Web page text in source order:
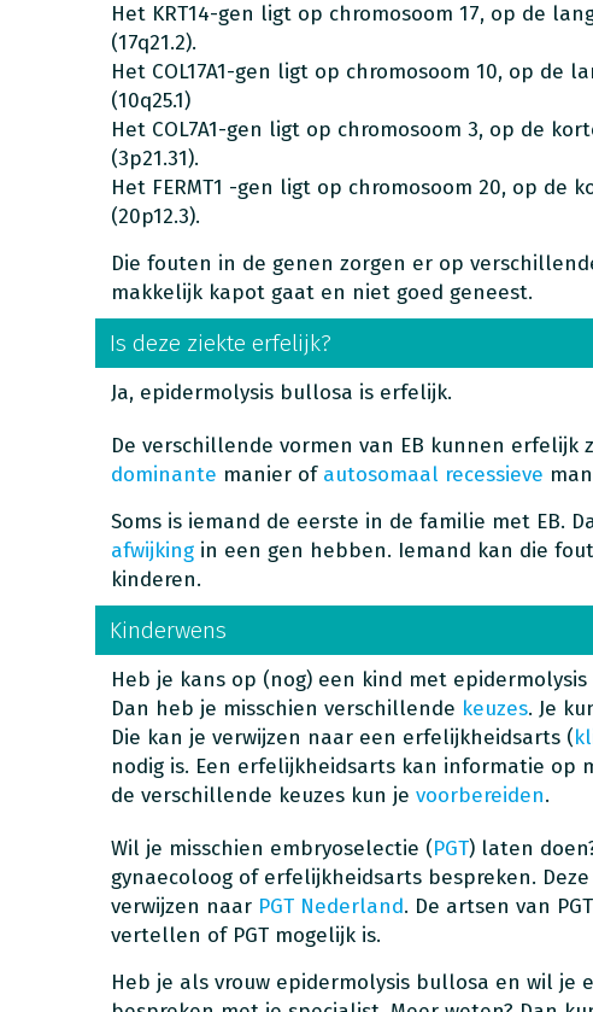
Het KRT14-gen ligt op chromosoom 17, op de
(17q21.2).
Het COL17A1-gen ligt op chromosoom 10, op de
(10q25.1)
Het COL7A1-gen ligt op chromosoom 3, op de
(3p21.31).
Het FERMT1 -gen ligt op chromosoom 20, op de
(20p12.3).
Die fouten in de genen zorgen er op
makkelijk kapot gaat en niet goed geneest.
Is deze ziekte erfelijk?
Ja, epidermolysis bullosa is erfelijk.
De verschillende vormen van EB kunnen erfelijk
dominante manier of autosomaal recessieve
Soms is iemand de eerste in de familie met EB.
afwijkingin een gen hebben. Iemand kan die
kinderen.
Kinderwens
Heb je kans op (nog) een kind met
Dan heb je misschien verschillende keuzes. Je
Die kan je verwijzen naar een erfelijkheidsarts (
nodig is. Een erfelijkheidsarts kan informatie op
de verschillende keuzes kun je voorbereiden.
Wil je misschien embryoselectie (PGT) laten
gynaecoloog of erfelijkheidsarts bespreken.
verwijzen naar PGT Nederland. De artsen van
vertellen of PGT mogelijk is.
Heb je als vrouw epidermolysis bullosa en wil je